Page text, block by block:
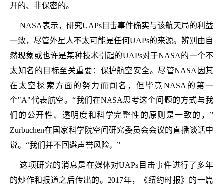
开的、非保密的。
NASA表示，研究UAPs目击事件确实与该航天局的利益
一致，尽管外星人不太可能是任何UAPs的来源。辨别由自
然现象或也许是某种技术引起的UAPs对于NASA的一个不
太知名的目标至关重要：保护航空安全。尽管NASA因其
在太空探索方面的努力而闻名，但毕竟NASA的第一
个"A"代表航空。“我们在NASA思考这个问题的方式与我
们的公开性、透明度和科学完整性的原则是一致的，”
Zurbuchen在国家科学院空间研究委员会会议的直播谈话中
说。“我们并不回避声誉风险。”
这项研究的消息是在媒体对UAPs目击事件进行了多年
的炒作和报道之后传出的。2017年，《纽约时报》的一篇